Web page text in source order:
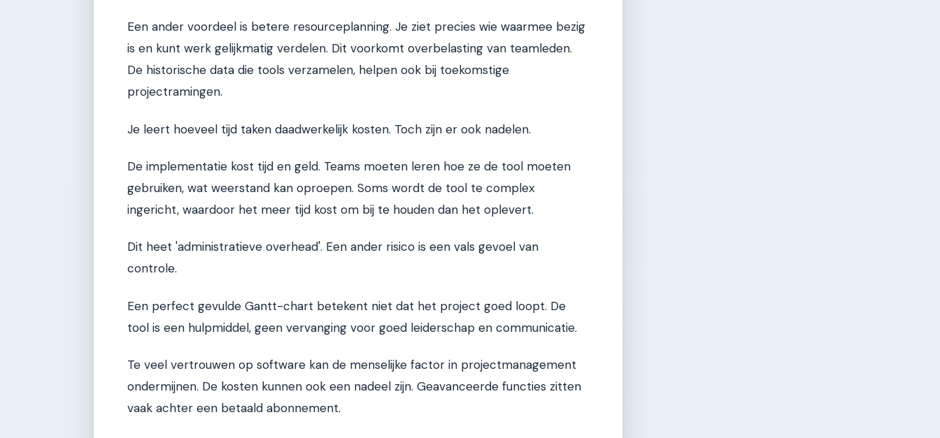
Een ander voordeel is betere resourceplanning. Je ziet precies wie waarmee bezig
is en kunt werk gelijkmatig verdelen. Dit voorkomt overbelasting van teamleden.
De historische data die tools verzamelen, helpen ook bij toekomstige
projectramingen.
Je leert hoeveel tijd taken daadwerkelijk kosten. Toch zijn er ook nadelen.
De implementatie kost tijd en geld. Teams moeten leren hoe ze de tool moeten
gebruiken, wat weerstand kan oproepen. Soms wordt de tool te complex
ingericht, waardoor het meer tijd kost om bij te houden dan het oplevert.
Dit heet 'administratieve overhead'. Een ander risico is een vals gevoel van
controle.
Een perfect gevulde Gantt-chart betekent niet dat het project goed loopt. De
tool is een hulpmiddel, geen vervanging voor goed leiderschap en communicatie.
Te veel vertrouwen op software kan de menselijke factor in projectmanagement
ondermijnen. De kosten kunnen ook een nadeel zijn. Geavanceerde functies zitten
vaak achter een betaald abonnement.